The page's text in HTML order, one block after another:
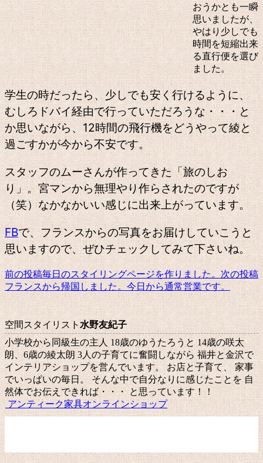
おうかとも一瞬
思いましたが、
やはり少しでも
時間を短縮出来
る直行便を選び
ました。
学生の時だったら、少しでも安く行けるように、
むしろドバイ経由で行っていただろうな・・・と
か思いながら、12時間の飛行機をどうやって綾と
過ごすかが今から不安です。
スタッフのムーさんが作ってきた「旅のしお
り」。宮マンから無理やり作らされたのですが
（笑）なかなかいい感じに出来上がっています。
FBで、フランスからの写真をお届けしていこうと
思いますので、ぜひチェックしてみて下さいね。
投
稿
ナ
ビ
ゲ
ー
シ
ョ
前の投稿毎日のスタイリングページを作りました。次の投稿
フランスから帰国しました。今日から通常営業です。
空間スタイリスト水野友紀子
小学校から同級生の主人 18歳のゆうたろうと 14歳の咲太
朗、6歳の綾太朗 3人の子育てに奮闘しながら 福井と金沢で
インテリアショップを営んでいます。 お店と子育て、 家事
でいっぱいの毎日。 そんな中で自分なりに感じたことを 自
然体でお伝えできれば・・・ と思っています！！
アンティーク家具オンラインショップ